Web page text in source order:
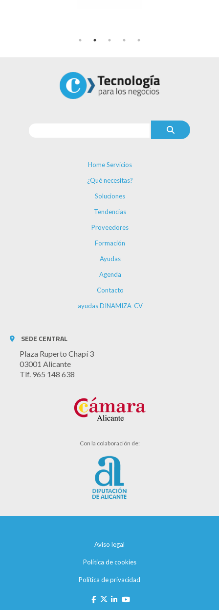
Home Servicios
¿Qué necesitas?
Soluciones
Tendencias
Proveedores
Formación
Ayudas
Agenda
Contacto
ayudas DINAMIZA-CV
SEDE CENTRAL
Plaza Ruperto Chapí 3
03001 Alicante
Tlf. 965 148 638
Con la colaboración de:
Aviso legal
Política de cookies
Política de privacidad